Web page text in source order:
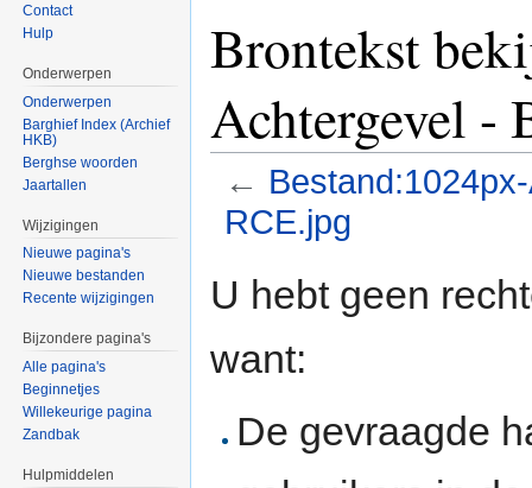
Brontekst
Achtergevel -
←
RCE.jpg
U hebt geen
want:
De gevraagde
Contact
Hulp
Onderwerpen
Onderwerpen
Barghief Index (Archief
HKB)
Berghse woorden
Jaartallen
Wijzigingen
Nieuwe pagina's
Nieuwe bestanden
Recente wijzigingen
Bijzondere pagina's
Alle pagina's
Beginnetjes
Willekeurige pagina
Zandbak
Hulpmiddelen